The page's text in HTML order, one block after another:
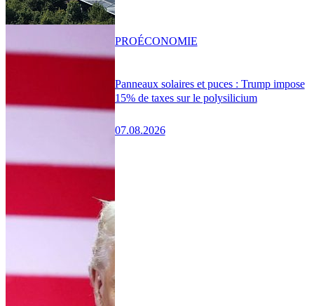
Panneaux solaires et puces : Trump impose
15% de taxes sur le polysilicium
07.08.2026
PROÉCONOMIE